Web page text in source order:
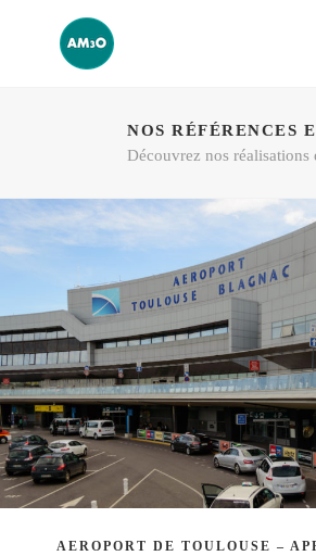
NOS RÉFÉRENCES
Découvrez nos réalisations
AEROPORT DE TOULOUSE –